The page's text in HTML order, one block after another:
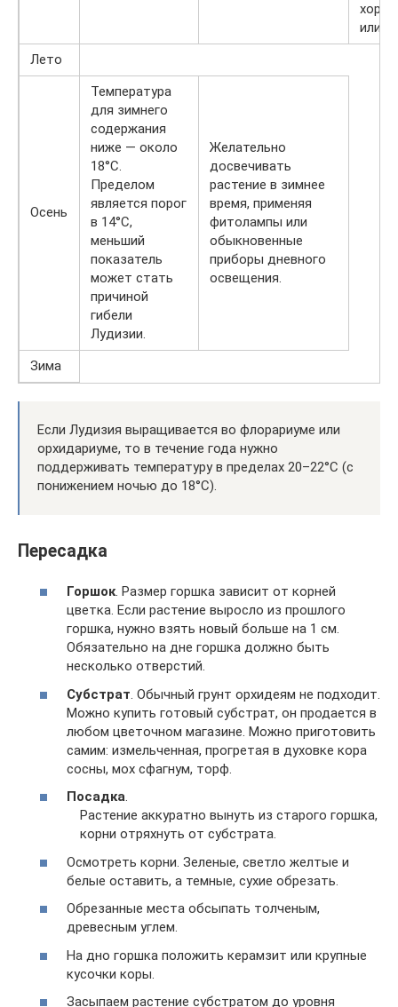
или
Лето
Осень
Температура
для зимнего
содержания
ниже — около
18°С.
Пределом
является порог
в 14°С,
меньший
показатель
может стать
причиной
гибели
Лудизии.
Желательно
досвечивать
растение в зимнее
время, применяя
фитолампы или
обыкновенные
приборы дневного
освещения.
Зима
Если Лудизия выращивается во флорариуме или
орхидариуме, то в течение года нужно
поддерживать температуру в пределах 20–22°С (с
понижением ночью до 18°С).
Пересадка
Горшок. Размер горшка зависит от корней
цветка. Если растение выросло из прошлого
горшка, нужно взять новый больше на 1 см.
Обязательно на дне горшка должно быть
несколько отверстий.
Субстрат . Обычный грунт орхидеям не подходит.
Можно купить готовый субстрат, он продается в
любом цветочном магазине. Можно приготовить
самим: измельченная, прогретая в духовке кора
сосны, мох сфагнум, торф.
Посадка.
Растение аккуратно вынуть из старого горшка,
корни отряхнуть от субстрата.
Осмотреть корни. Зеленые, светло желтые и
белые оставить, а темные, сухие обрезать.
Обрезанные места обсыпать толченым,
древесным углем.
На дно горшка положить керамзит или крупные
кусочки коры.
Засыпаем растение субстратом до уровня